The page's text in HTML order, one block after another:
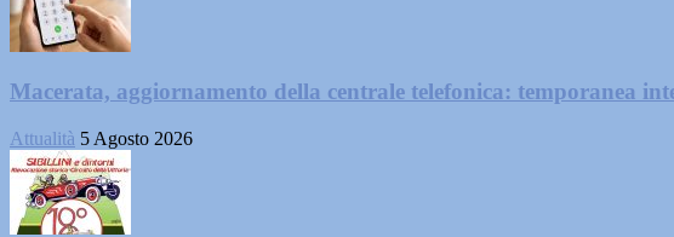
Macerata, aggiornamento della centrale telefonica: temporanea
Attualità 5 Agosto 2026